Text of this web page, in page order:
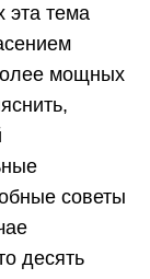
эта тема
мощных
советы
десять